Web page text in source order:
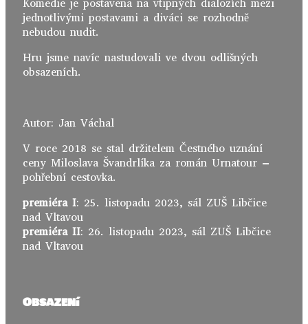
Komedie je postavena na vtipných dialozích mezi
jednotlivými postavami a diváci se rozhodně
nebudou nudit.
Hru jsme navíc nastudovali ve dvou odlišných
obsazeních.
Autor: Jan Váchal
V roce 2018 se stal držitelem Čestného uznání
ceny Miloslava Švandrlíka za román Urnatour –
pohřební cestovka.
premiéra I: 25. listopadu 2023, sál ZUŠ Libčice
nad Vltavou
premiéra II: 26. listopadu 2023, sál ZUŠ Libčice
nad Vltavou
Obsazení